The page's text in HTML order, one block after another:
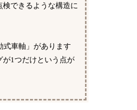
できるような構造に
式車軸」があります
が1つだけという点が